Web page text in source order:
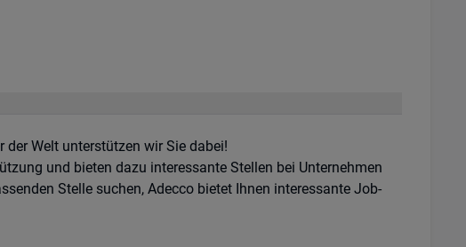
Welt unterstützen wir Sie dabei!
und bieten dazu interessante Stellen bei Unternehmen
Stelle suchen, Adecco bietet Ihnen interessante Job-